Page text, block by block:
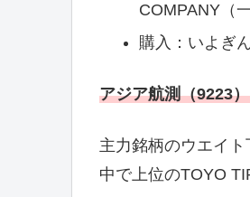
COMPANY（
購入：いよぎ
アジア航測（9223
主力銘柄のウエイ
中で上位のTOYO